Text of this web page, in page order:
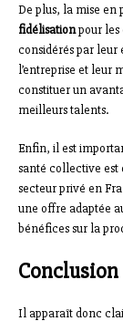
De plus, la mise en
fidélisationpour les
considérés par
l’entreprise et leur
constituer un
meilleurs talents.
Enfin, il est
santé collective est
secteur privé en
une offre adaptée
bénéfices sur la
Conclusion
Il apparaît donc